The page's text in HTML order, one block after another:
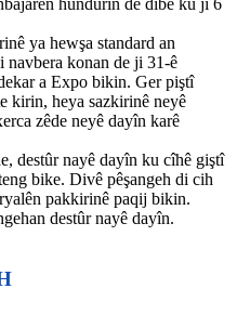
ya hewşa standard an
navbera konan de ji 31-ê
a Expo bikin. Ger piştî
kirin, heya sazkirinê neyê
zêde neyê dayîn karê
destûr nayê dayîn ku cîhê giştî
bike. Divê pêşangeh di cih
pakkirinê paqij bikin.
destûr nayê dayîn.